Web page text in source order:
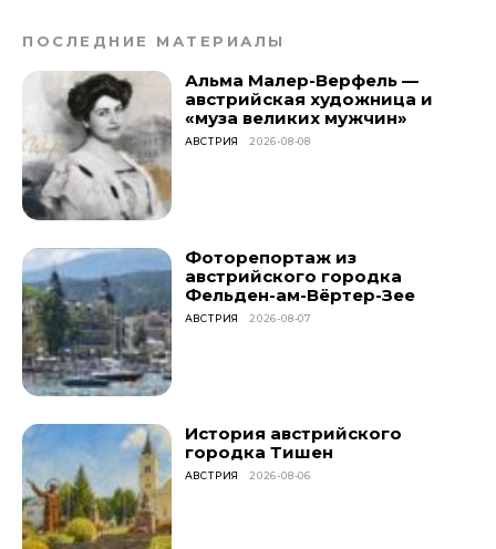
ПОСЛЕДНИЕ МАТЕРИАЛЫ
Альма Малер-Верфель —
австрийская художница и
«муза великих мужчин»
АВСТРИЯ 2026-08-08
Фоторепортаж из
австрийского городка
Фельден-ам-Вёртер-Зее
АВСТРИЯ 2026-08-07
История австрийского
городка Тишен
АВСТРИЯ 2026-08-06